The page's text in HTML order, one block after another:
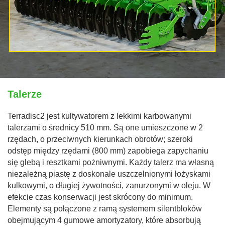
Talerze
Terradisc2 jest kultywatorem z lekkimi karbowanymi
talerzami o średnicy 510 mm. Są one umieszczone w 2
rzędach, o przeciwnych kierunkach obrotów; szeroki
odstęp między rzędami (800 mm) zapobiega zapychaniu
się glebą i resztkami pożniwnymi. Każdy talerz ma własną
niezależną piastę z doskonale uszczelnionymi łożyskami
kulkowymi, o długiej żywotności, zanurzonymi w oleju. W
efekcie czas konserwacji jest skrócony do minimum.
Elementy są połączone z ramą systemem silentbloków
obejmującym 4 gumowe amortyzatory, które absorbują